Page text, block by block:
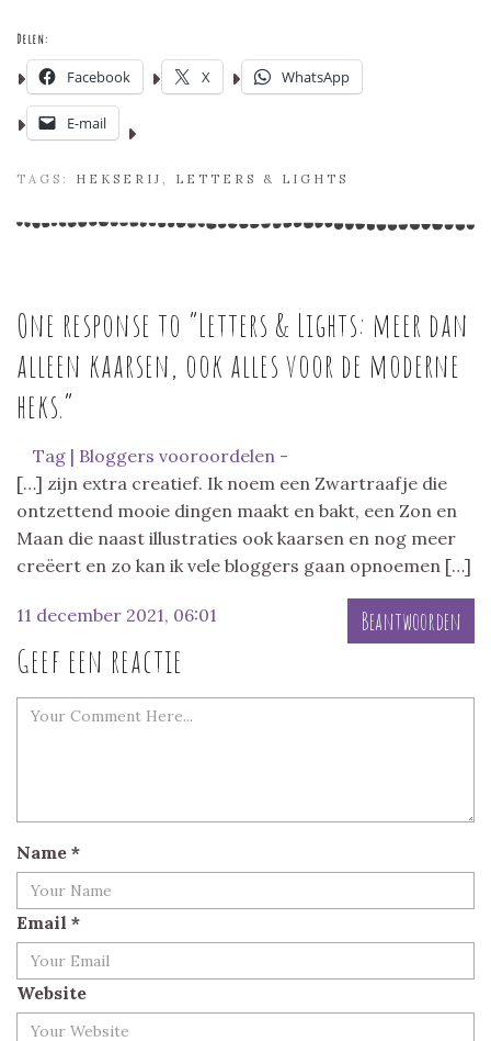
Delen:
Facebook X WhatsApp
E-mail
TAGS: HEKSERIJ LETTERS & LIGHTS
One response to “Letters & Lights: meer dan
alleen kaarsen, ook alles voor de moderne
heks.”
Tag | Bloggers vooroordelen -
[…] zijn extra creatief. Ik noem een Zwartraafje die
ontzettend mooie dingen maakt en bakt, een Zon en
Maan die naast illustraties ook kaarsen en nog meer
creëert en zo kan ik vele bloggers gaan opnoemen […]
11 december 2021, 06:01 Beantwoorden
Geef een reactie
Name *
Email *
Website